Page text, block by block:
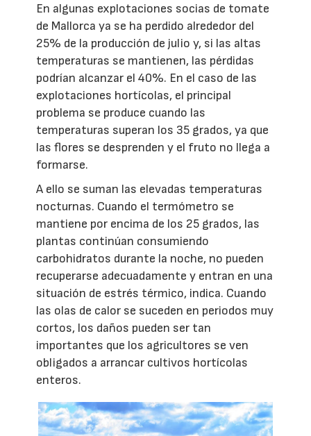
En algunas explotaciones socias de tomate
de Mallorca ya se ha perdido alrededor del
25% de la producción de julio y, si las altas
temperaturas se mantienen, las pérdidas
podrían alcanzar el 40%. En el caso de las
explotaciones hortícolas, el principal
problema se produce cuando las
temperaturas superan los 35 grados, ya que
las flores se desprenden y el fruto no llega a
formarse.
A ello se suman las elevadas temperaturas
nocturnas. Cuando el termómetro se
mantiene por encima de los 25 grados, las
plantas continúan consumiendo
carbohidratos durante la noche, no pueden
recuperarse adecuadamente y entran en una
situación de estrés térmico, indica. Cuando
las olas de calor se suceden en periodos muy
cortos, los daños pueden ser tan
importantes que los agricultores se ven
obligados a arrancar cultivos hortícolas
enteros.